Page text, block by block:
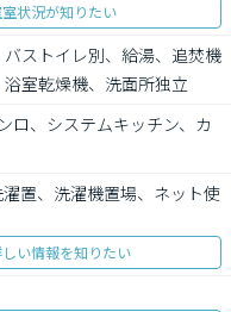
状況が知りたい
ストイレ別、給湯、追焚機
室乾燥機、洗面所独立
ロ、システムキッチン、カ
置、洗濯機置場、ネット使
い情報を知りたい